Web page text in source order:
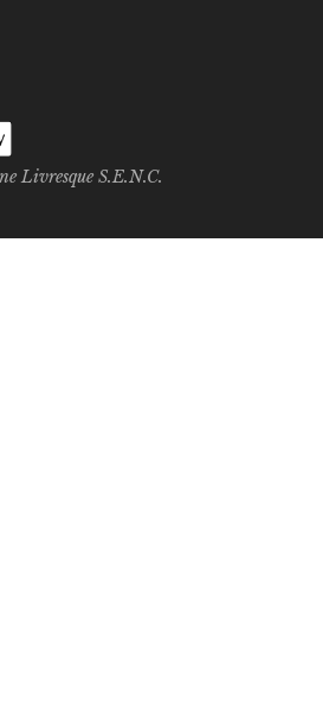
Livresque S.E.N.C.